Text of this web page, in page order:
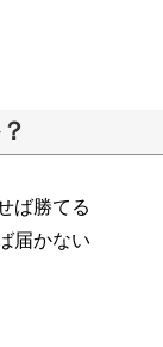
ば勝てる
届かない